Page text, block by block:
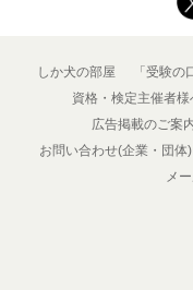
しか犬の部屋 「受験
資格・検定主催者様
広告掲載のご案
お問い合わせ(企業・団体)
メ